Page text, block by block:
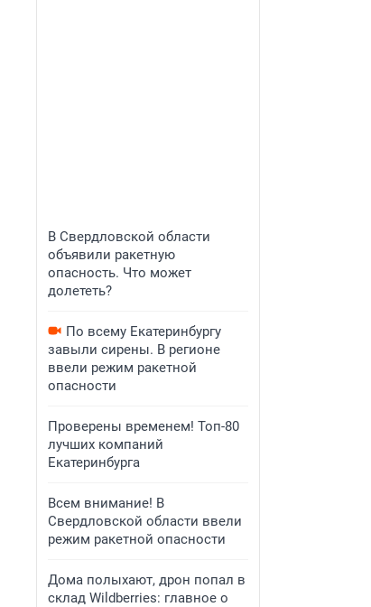
В Свердловской области
объявили ракетную
опасность. Что может
долететь?
По всему Екатеринбургу
завыли сирены. В регионе
ввели режим ракетной
опасности
Проверены временем! Топ-80
лучших компаний
Екатеринбурга
Всем внимание! В
Свердловской области ввели
режим ракетной опасности
Дома полыхают, дрон попал в
склад Wildberries: главное о